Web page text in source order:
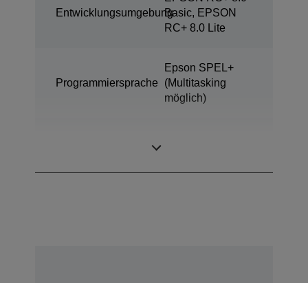
EntwicklungsumgebungBasic, EPSON
RC+ 8.0 Lite
Programmiersprache
Epson SPEL+
(Multitasking
möglich)